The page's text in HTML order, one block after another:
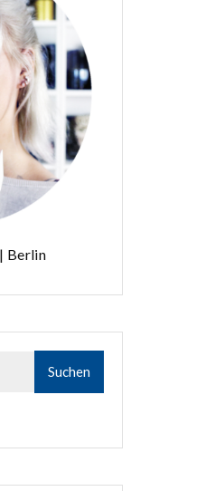
Berlin